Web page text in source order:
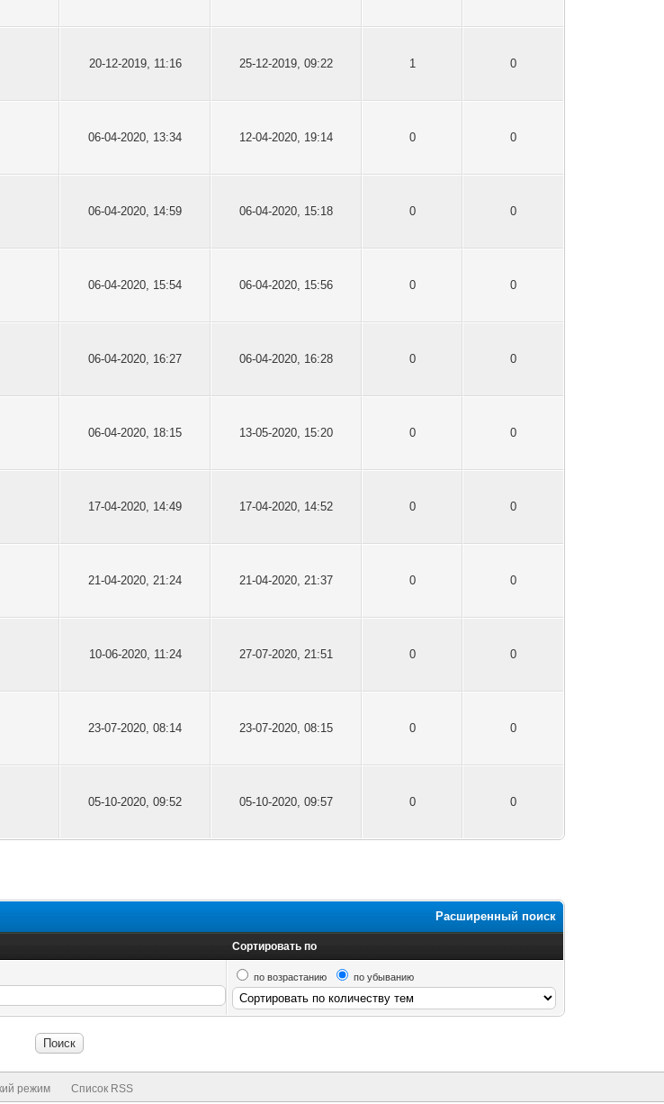
20-12-2019, 11:16 25-12-2019, 09:22 1 0
06-04-2020, 13:34 12-04-2020, 19:14 0 0
06-04-2020, 14:59 06-04-2020, 15:18 0 0
06-04-2020, 15:54 06-04-2020, 15:56 0 0
06-04-2020, 16:27 06-04-2020, 16:28 0 0
06-04-2020, 18:15 13-05-2020, 15:20 0 0
17-04-2020, 14:49 17-04-2020, 14:52 0 0
21-04-2020, 21:24 21-04-2020, 21:37 0 0
10-06-2020, 11:24 27-07-2020, 21:51 0 0
23-07-2020, 08:14 23-07-2020, 08:15 0 0
05-10-2020, 09:52 05-10-2020, 09:57 0 0
Расширенный поиск
Сортировать по
по возрастанию по убыванию
режим Список RSS